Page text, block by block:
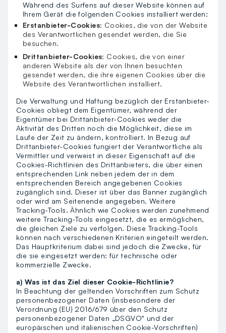
Während des Surfens auf dieser Website können auf
Ihrem Gerät die folgenden Cookies installiert werden:
Erstanbieter-Cookies: Cookies, die von der Website
des Verantwortlichen gesendet werden, die Sie
besuchen.
Drittanbieter-Cookies: Cookies, die von einer
anderen Website als der von Ihnen besuchten
gesendet werden, die ihre eigenen Cookies über die
Website des Verantwortlichen installiert.
Die Verwaltung und Haftung bezüglich der Erstanbieter-
Cookies obliegt dem Eigentümer, während der
Eigentümer bei Drittanbieter-Cookies weder die
Aktivität des Dritten noch die Möglichkeit, diese im
Laufe der Zeit zu ändern, kontrolliert. In Bezug auf
Drittanbieter-Cookies fungiert der Verantwortliche als
Vermittler und verweist in dieser Eigenschaft auf die
Cookies-Richtlinien des Drittanbieters, die über einen
entsprechenden Link neben jedem der in dem
entsprechenden Bereich angegebenen Cookies
zugänglich sind. Dieser ist über das Banner zugänglich
oder wird am Seitenende angegeben. Weitere
Tracking-Tools. Ähnlich wie Cookies werden zunehmend
weitere Tracking-Tools eingesetzt, die es ermöglichen,
die gleichen Ziele zu verfolgen. Diese Tracking-Tools
können nach verschiedenen Kriterien eingeteilt werden.
Das Hauptkriterium dabei sind jedoch die Zwecke, für
die sie eingesetzt werden: für technische oder
kommerzielle Zwecke.
a) Was ist das Ziel dieser Cookie-Richtlinie?
In Beachtung der geltenden Vorschriften zum Schutz
personenbezogener Daten (insbesondere der
Verordnung (EU) 2016/679 über den Schutz
personenbezogener Daten „DSGVO“ und der
europäischen und italienischen Cookie-Vorschriften)